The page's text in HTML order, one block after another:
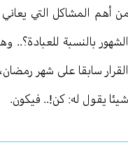
من أهم المشاكل التي
الشهور بالنسبة
القرار سابقا على شهر
شيئا يقول له: كن!.. فيكون.